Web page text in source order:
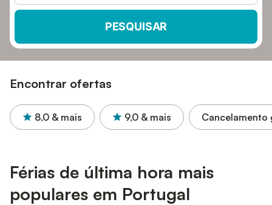
PESQUISAR
Encontrar ofertas
8,0 & mais 9,0 & mais Cancelamento
Férias de última hora mais
populares em Portugal